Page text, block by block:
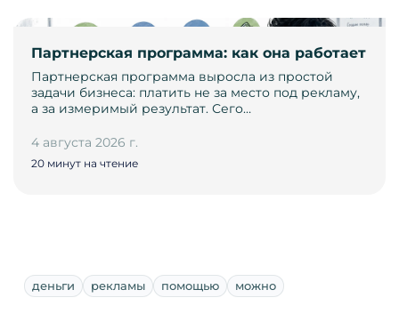
Партнерская программа: как она работает
Партнерская программа выросла из простой
задачи бизнеса: платить не за место под рекламу,
а за измеримый результат. Сего…
4 августа 2026 г.
20 минут на чтение
деньги рекламы помощью можно